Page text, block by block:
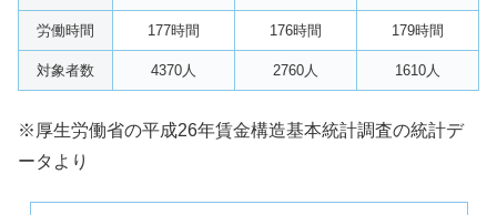
労働時間 177時間 176時間 179時間
対象者数 4370人 2760人 1610人
※厚生労働省の平成26年賃金構造基本統計調査の統計デ
ータより